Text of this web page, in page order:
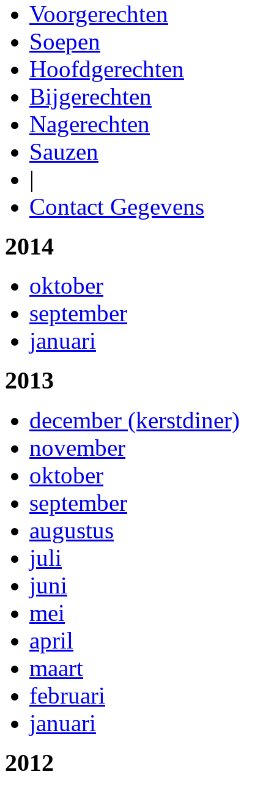
Voorgerechten
Soepen
Hoofdgerechten
Bijgerechten
Nagerechten
Sauzen
|
Contact Gegevens
2014
oktober
september
januari
2013
december (kerstdiner)
november
oktober
september
augustus
juli
juni
mei
april
maart
februari
januari
2012